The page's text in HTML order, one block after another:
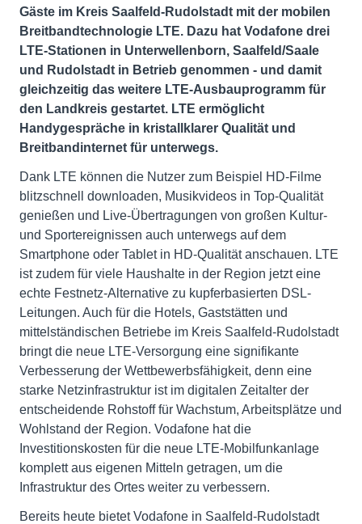
Gäste im Kreis Saalfeld-Rudolstadt mit der mobilen
Breitbandtechnologie LTE. Dazu hat Vodafone drei
LTE-Stationen in Unterwellenborn, Saalfeld/Saale
und Rudolstadt in Betrieb genommen - und damit
gleichzeitig das weitere LTE-Ausbauprogramm für
den Landkreis gestartet. LTE ermöglicht
Handygespräche in kristallklarer Qualität und
Breitbandinternet für unterwegs.
Dank LTE können die Nutzer zum Beispiel HD-Filme
blitzschnell downloaden, Musikvideos in Top-Qualität
genießen und Live-Übertragungen von großen Kultur-
und Sportereignissen auch unterwegs auf dem
Smartphone oder Tablet in HD-Qualität anschauen. LTE
ist zudem für viele Haushalte in der Region jetzt eine
echte Festnetz-Alternative zu kupferbasierten DSL-
Leitungen. Auch für die Hotels, Gaststätten und
mittelständischen Betriebe im Kreis Saalfeld-Rudolstadt
bringt die neue LTE-Versorgung eine signifikante
Verbesserung der Wettbewerbsfähigkeit, denn eine
starke Netzinfrastruktur ist im digitalen Zeitalter der
entscheidende Rohstoff für Wachstum, Arbeitsplätze und
Wohlstand der Region. Vodafone hat die
Investitionskosten für die neue LTE-Mobilfunkanlage
komplett aus eigenen Mitteln getragen, um die
Infrastruktur des Ortes weiter zu verbessern.
Bereits heute bietet Vodafone in Saalfeld-Rudolstadt